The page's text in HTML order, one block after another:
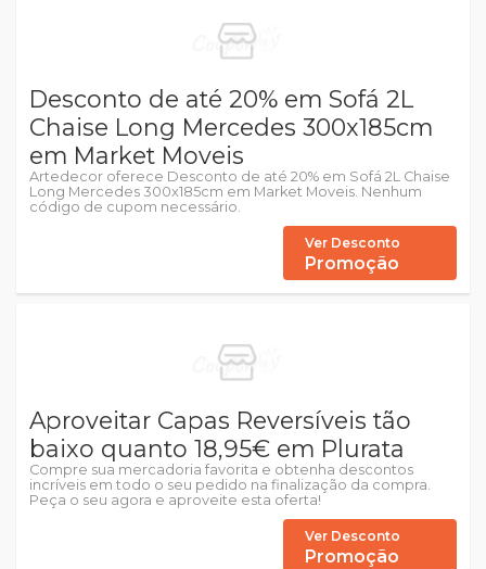
Desconto de até 20% em Sofá 2L
Chaise Long Mercedes 300x185cm
em Market Moveis
Artedecor oferece Desconto de até 20% em Sofá 2L Chaise
Long Mercedes 300x185cm em Market Moveis. Nenhum
código de cupom necessário.
Ver Desconto
Promoção
Aproveitar Capas Reversíveis tão
baixo quanto 18,95€ em Plurata
Compre sua mercadoria favorita e obtenha descontos
incríveis em todo o seu pedido na finalização da compra.
Peça o seu agora e aproveite esta oferta!
Ver Desconto
Promoção